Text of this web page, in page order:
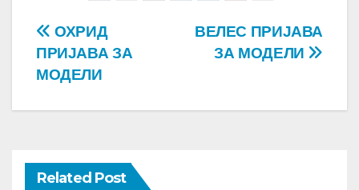
Post
navigation
ВЕЛЕС ПРИЈАВА
ЗА МОДЕЛИ
ОХРИД
ПРИЈАВА ЗА
МОДЕЛИ
Related Post